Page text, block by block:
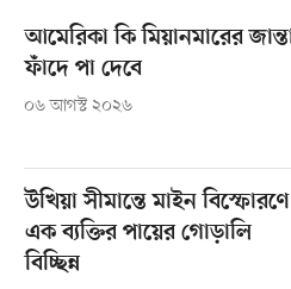
আমেরিকা কি মিয়ানমারের
ফাঁদে পা দেবে
০৬ আগস্ট ২০২৬
উখিয়া সীমান্তে মাইন বিস্ফোরণে
এক ব্যক্তির পায়ের গোড়ালি
বিচ্ছিন্ন